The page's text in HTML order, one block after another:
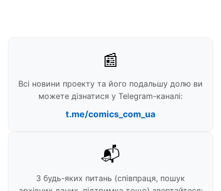
📰
Всі новини проекту та його подальшу долю ви
можете дізнатися у Telegram-каналі:
t.me/comics_com_ua
📬
З будь-яких питань (співпраця, пошук